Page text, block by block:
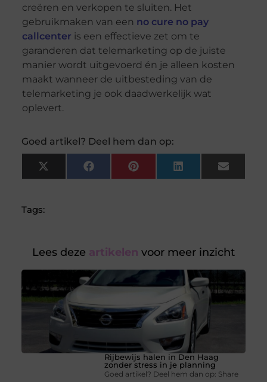
creëren en verkopen te sluiten. Het
gebruikmaken van een no cure no pay
callcenter is een effectieve zet om te
garanderen dat telemarketing op de juiste
manier wordt uitgevoerd én je alleen kosten
maakt wanneer de uitbesteding van de
telemarketing je ook daadwerkelijk wat
oplevert.
Goed artikel? Deel hem dan op:
X
(Twitter)
FacebookPinterest LinkedIn Email
Tags:
Lees deze artikelen voor meer inzicht
Rijbewijs halen in Den Haag
zonder stress in je planning
Goed artikel? Deel hem dan op: Share